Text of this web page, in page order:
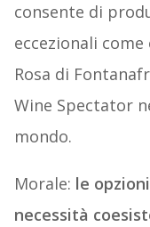
consente di
eccezionali
Rosa di
Wine Spectator
mondo.
Morale: le
necessità